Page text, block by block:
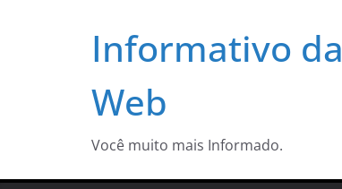
Informativo da
Web
Você muito mais Informado.